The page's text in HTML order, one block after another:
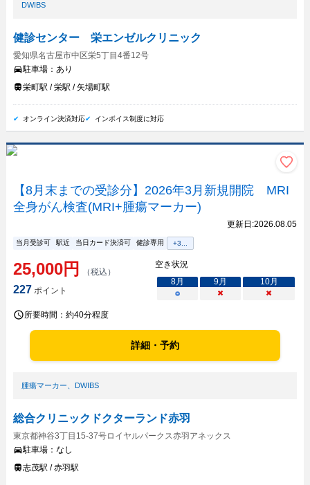
DWIBS
健診センター 栄エンゼルクリニック
愛知県名古屋市中区栄5丁目4番12号
駐車場： あり
栄町駅 / 栄駅 / 矢場町駅
オンライン決済対応 インボイス制度に対応
【8月末までの受診分】2026年3月新規開院 MRI
全身がん検査(MRI+腫瘍マーカー)
更新日:2026.08.05
当月受診可 駅近 当日カード決済可 健診専用 +3...
25,000円 （税込）
227 ポイント
空き状況
8月 9月 10月
○
× ×
所要時間： 約40分程度
詳細・予約
腫瘍マーカー、 DWIBS
総合クリニックドクターランド赤羽
東京都神谷3丁目15-37号ロイヤルパークス赤羽アネックス
駐車場： なし
志茂駅 / 赤羽駅